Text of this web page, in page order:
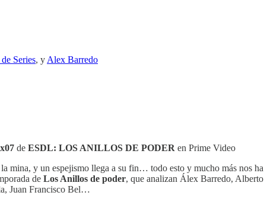
Series, y Alex Barredo
de ESDL: LOS ANILLOS DE PODER en Prime Video
mina, y un espejismo llega a su fin… todo esto y mucho más nos ha
de Los Anillos de poder, que analizan Álex Barredo, Alberto
Juan Francisco Bel…